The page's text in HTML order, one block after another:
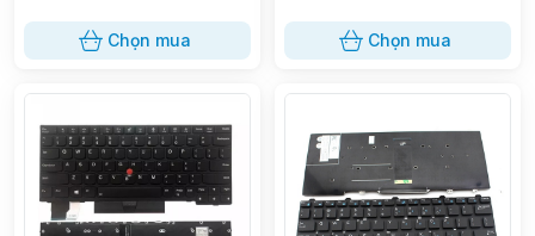
Chọn mua Chọn mua